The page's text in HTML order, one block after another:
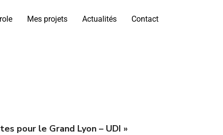
Mes projets Actualités Contact
pour le Grand Lyon – UDI »